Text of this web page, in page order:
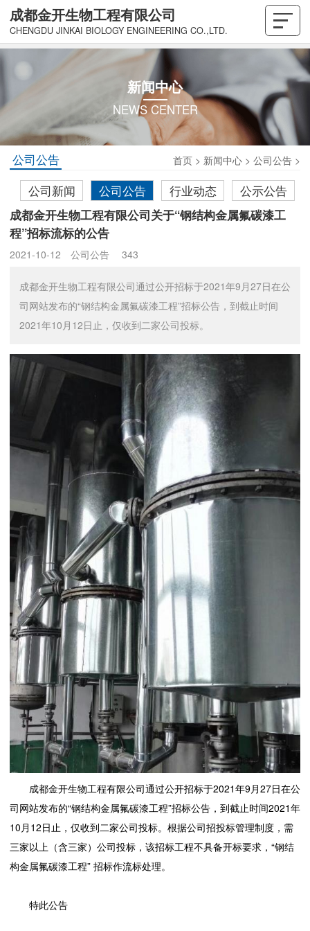
成都金开生物工程有限公司
CHENGDU JINKAI BIOLOGY ENGINEERING CO.,LTD.
新闻中心
NEWS CENTER
公司公告 首页 > 新闻中心 > 公司公告 >
公司新闻 公司公告 行业动态
公示公告
成都金开生物工程有限公司关于“钢结构金属氟碳漆工
程”招标流标的公告
2021-10-12 公司公告 343
成都金开生物工程有限公司通过公开招标于2021年9月27日在公
司网站发布的“钢结构金属氟碳漆工程”招标公告，到截止时间
2021年10月12日止，仅收到二家公司投标。
成都金开生物工程有限公司通过公开招标于2021年9月27日在公
司网站发布的“钢结构金属氟碳漆工程”招标公告，到截止时间2021年
10月12日止，仅收到二家公司投标。根据公司招投标管理制度，需
三家以上（含三家）公司投标，该招标工程不具备开标要求，“钢结
构金属氟碳漆工程” 招标作流标处理。
特此公告